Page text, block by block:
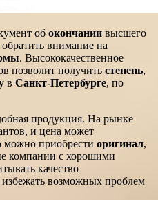
об окончании высшего
внимание на
. Высококачественное
позволит получить степень,
в Санкт-Петербурге, по
продукция. На рынке
и цена может
можно приобрести оригинал,
компании с хорошими
качество
избежать возможных проблем